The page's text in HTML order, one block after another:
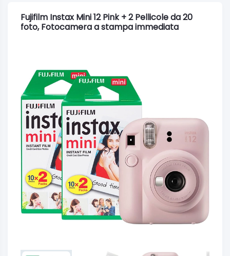
Fujifilm Instax Mini 12 Pink + 2 Pellicole da 20
foto, Fotocamera a stampa immediata